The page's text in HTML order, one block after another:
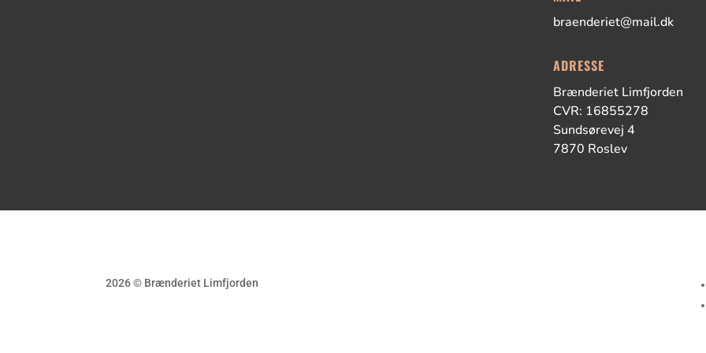
braenderiet@mail.dk
ADRESSE
Brænderiet Limfjorden
CVR: 16855278
Sundsørevej 4
7870 Roslev
2026 © Brænderiet Limfjorden